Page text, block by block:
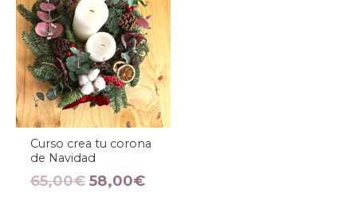
Curso crea tu corona
de Navidad
65,00€
65,00€.
58,00€
58,00€.